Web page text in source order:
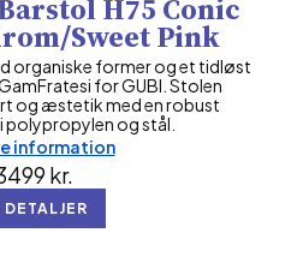
H75 Conic
Sweet Pink
organiske former og et tidløst
for GUBI. Stolen
og æstetik med en robust
og stål.
kr.
DETALJER
information